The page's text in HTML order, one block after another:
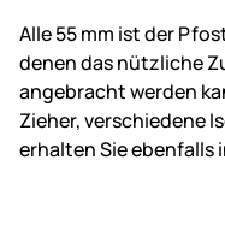
Alle 55 mm ist der
denen das nützliche
angebracht werden
Zieher, verschiedene
erhalten Sie ebenfalls